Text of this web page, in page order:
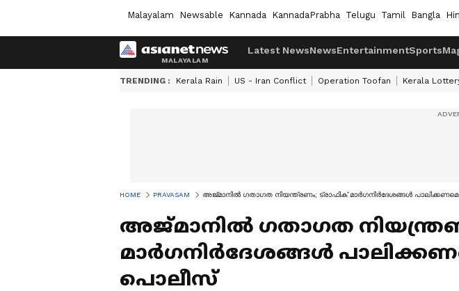
Malayalam Newsable Kannada KannadaPrabha Telugu Tamil Bangla
Latest NewsNewsEntertainmentSports
TRENDING : Kerala Rain US - Iran Conflict Operation Toofan Kerala
HOME PRAVASAM അ​ജ്മാ​നി​ൽ ഗ​താ​ഗ​ത നി​യ​ന്ത്ര​ണം; ട്രാ​ഫി​ക് മാ​ർ​ഗ​നി​ർ​ദേ​ശ​ങ്ങ​ൾ
അ​ജ്മാ​നി​ൽ ഗ​താ​ഗ​ത
മാ​ർ​ഗ​നി​ർ​ദേ​ശ​ങ്ങ​ൾ
പൊലീസ്